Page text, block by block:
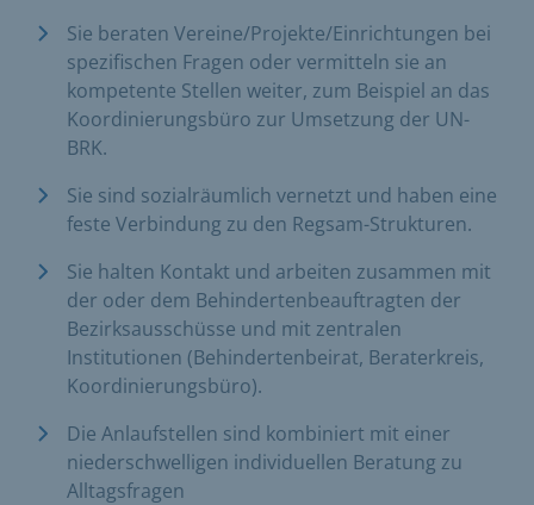
Sie beraten Vereine/Projekte/Einrichtungen bei
spezifischen Fragen oder vermitteln sie an
kompetente Stellen weiter, zum Beispiel an das
Koordinierungsbüro zur Umsetzung der UN-
BRK.
Sie sind sozialräumlich vernetzt und haben eine
feste Verbindung zu den Regsam-Strukturen.
Sie halten Kontakt und arbeiten zusammen mit
der oder dem Behindertenbeauftragten der
Bezirksausschüsse und mit zentralen
Institutionen (Behindertenbeirat, Beraterkreis,
Koordinierungsbüro).
Die Anlaufstellen sind kombiniert mit einer
niederschwelligen individuellen Beratung zu
Alltagsfragen